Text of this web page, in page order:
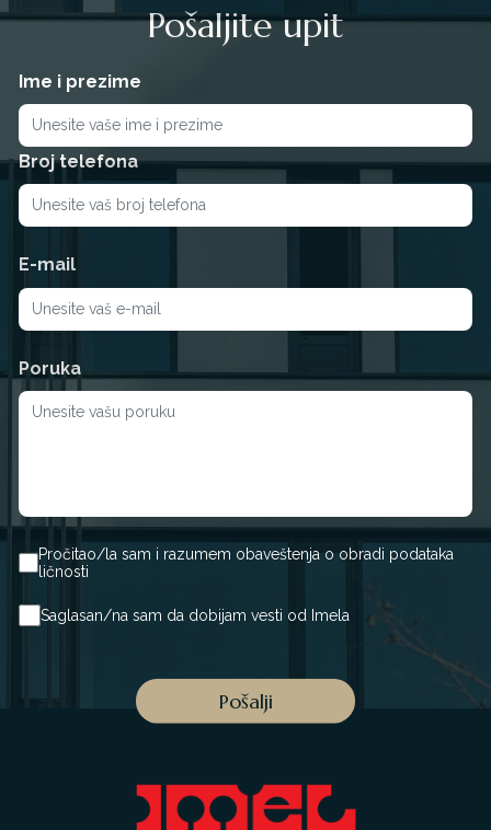
Pošaljite upit
Ime i prezime
Broj telefona
E-mail
Poruka
Pročitao/la sam i razumem obaveštenja o obradi podataka
ličnosti
Saglasan/na sam da dobijam vesti od Imela